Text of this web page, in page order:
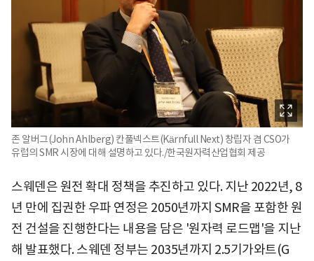
존 알버그(John Ahlberg) 칸풀넥스트(Kärnfull Next) 창립자 겸 CSO가
유럽의 SMR 시장에 대해 설명하고 있다./한국원자력산업협회 제공
스웨덴은 원전 확대 정책을 추진하고 있다. 지난 2022년, 8
년 만에 집권한 우파 연정은 2050년까지 SMR을 포함한 원
전 건설을 진행한다는 내용을 담은 '원자력 로드맵'을 지난
해 발표했다. 스웨덴 정부는 2035년까지 2.5기가와트(G